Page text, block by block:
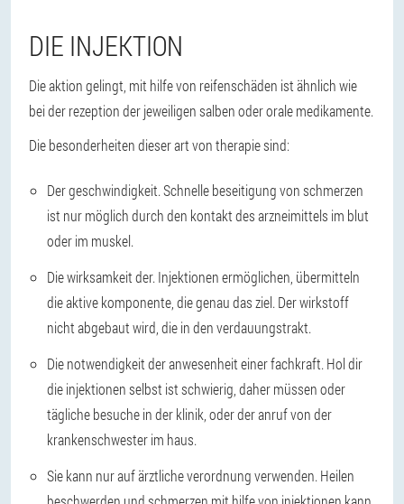
DIE INJEKTION
Die aktion gelingt, mit hilfe von reifenschäden ist ähnlich wie
bei der rezeption der jeweiligen salben oder orale medikamente.
Die besonderheiten dieser art von therapie sind:
Der geschwindigkeit.Schnelle beseitigung von schmerzen
ist nur möglich durch den kontakt des arzneimittels im blut
oder im muskel.
Die wirksamkeit der. Injektionen ermöglichen, übermitteln
die aktive komponente, die genau das ziel. Der wirkstoff
nicht abgebaut wird, die in den verdauungstrakt.
Die notwendigkeit der anwesenheit einer fachkraft. Hol dir
die injektionen selbst ist schwierig, daher müssen oder
tägliche besuche in der klinik, oder der anruf von der
krankenschwester im haus.
Sie kann nur auf ärztliche verordnung verwenden. Heilen